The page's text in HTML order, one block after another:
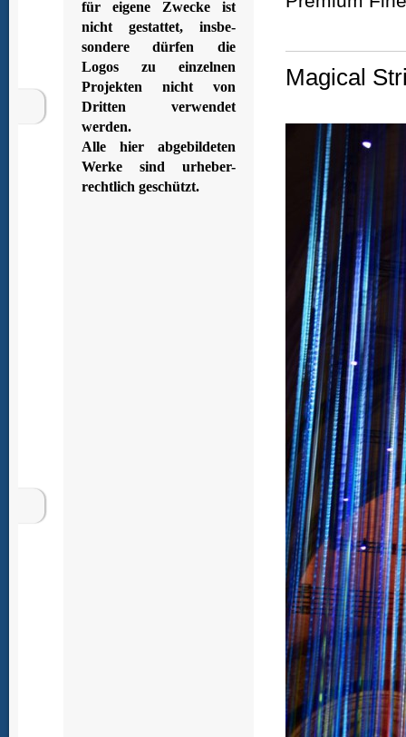
für eigene Zwecke ist
nicht gestattet, insbe-
sondere dürfen die
Logos zu einzelnen
Projekten nicht von
Dritten verwendet
werden.
Alle hier abgebildeten
Werke sind urheber-
rechtlich geschützt.
Magical